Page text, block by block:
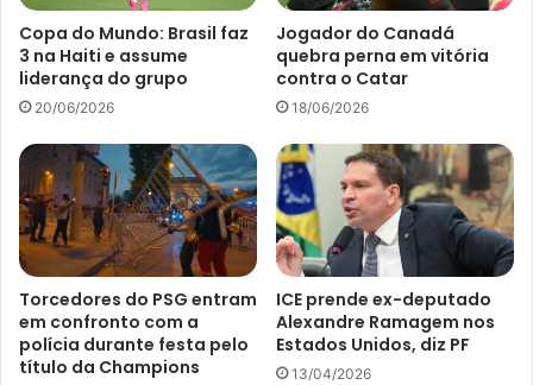
Copa do Mundo: Brasil faz
3 na Haiti e assume
liderança do grupo
20/06/2026
Jogador do Canadá
quebra perna em vitória
contra o Catar
18/06/2026
Torcedores do PSG entram
em confronto com a
polícia durante festa pelo
título da Champions
ICE prende ex-deputado
Alexandre Ramagem nos
Estados Unidos, diz PF
13/04/2026